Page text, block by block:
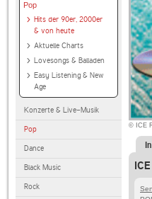
Pop
Hits der 90er, 2000er
& von heute
Aktuelle Charts
Lovesongs & Balladen
Easy Listening & New
Age
Konzerte & Live-Musik
Pop
Dance
Black Music
Rock
© ICE